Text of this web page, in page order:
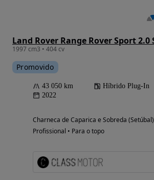
1997 cm3 • 404 cv
Promovido
43 050 km Híbrido Plug-In
2022
Charneca de Caparica e Sobreda (Setúbal)
Profissional • Para o topo